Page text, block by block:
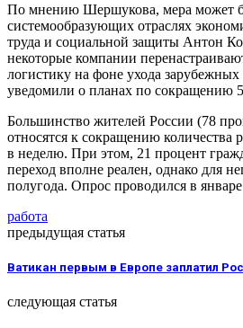
По мнению Шершукова, мера может
системообразующих отраслях
труда и социальной защиты Антон
некоторые компании
логистику на фоне ухода
уведомили о планах по сокращению
Большинство жителей России (78
относятся к сокращению количества
в неделю. При этом, 21 процент
переход вполне реален, однако для
полугода. Опрос проводился в
работа
предыдущая статья
Ватикан первым в Европе заплатил
следующая статья